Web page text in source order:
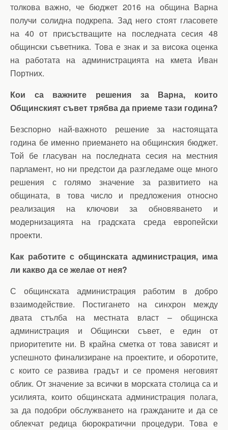
толкова важно, че бюджет 2016 на община Варна
получи солидна подкрепа. Зад него стоят гласовете
на 40 от присъстващите на последната сесия 48
общински съветника. Това е знак и за висока оценка
на работата на администрацията на кмета Иван
Портних.
Кои са важните решения за Варна, които
Общинският съвет трябва да приеме тази година?
Безспорно най-важното решение за настоящата
година бе именно приемането на общинския бюджет.
Той бе гласуван на последната сесия на местния
парламент, но ни предстои да разгледаме още много
решения с голямо значение за развитието на
общината, в това число и предложения относно
реализация на ключови за обновяването и
модернизацията на градската среда европейски
проекти.
Как работите с общинската администрация, има
ли какво да се желае от нея?
С общинската администрация работим в добро
взаимодействие. Постигането на синхрон между
двата стълба на местната власт – общинска
администрация и Общински съвет, е един от
приоритетите ни. В крайна сметка от това зависят и
успешното финализиране на проектите, и оборотите,
с които се развива градът и се променя неговият
облик. От значение за всички в морската столица са и
усилията, които общинската администрация полага,
за да подобри обслужването на гражданите и да се
облекчат редица бюрократични процедури. Това е